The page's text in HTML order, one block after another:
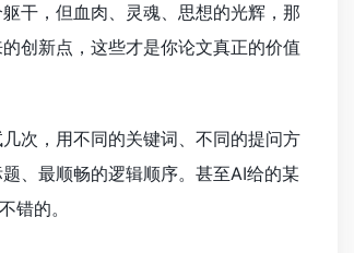
干，但血肉、灵魂、思想的光辉，那
创新点，这些才是你论文真正的价值
次，用不同的关键词、不同的提问方
、最顺畅的逻辑顺序。甚至AI给的某
错的。